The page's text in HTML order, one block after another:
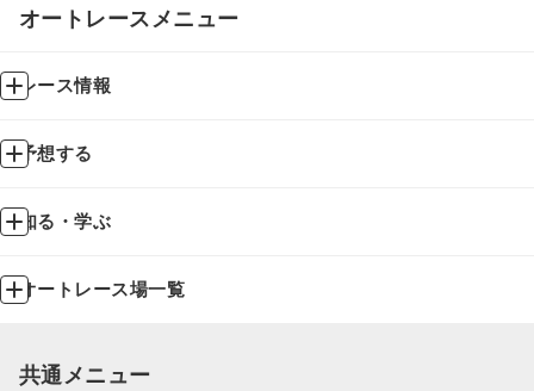
オートレースメニュー
レース情報
予想する
知る・学ぶ
オートレース場一覧
共通メニュー